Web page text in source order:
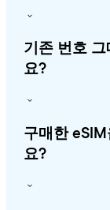
기존 번호
요?
구매한
요?